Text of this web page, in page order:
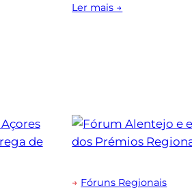
Ler mais →
→ Fóruns Regionais